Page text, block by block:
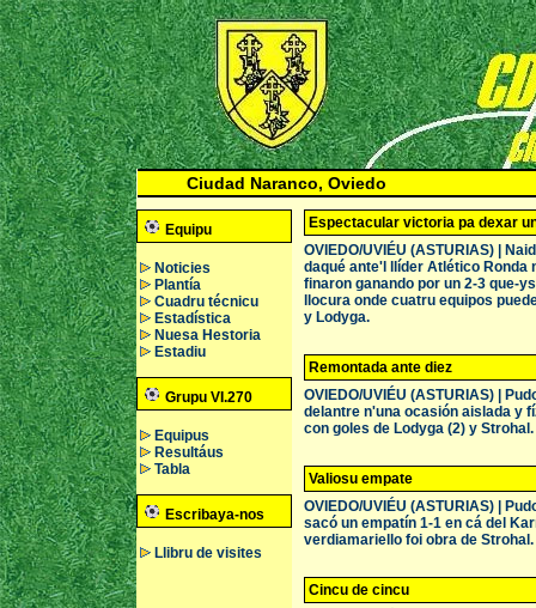
Ciudad Naranco, Oviedo
Equipu
Noticies
Plantía
Cuadru técnicu
Estadística
Nuesa Hestoria
Estadiu
Grupu VI.270
Equipus
Resultáus
Tabla
Escribaya-nos
Llibru de visites
Espectacular victoria pa dexar
OVIEDO/UVIÉU (ASTURIAS) |
daqué ante'l llíder Atlético
finaron ganando por un 2-3 que-
llocura onde cuatru equipos
y Lodyga.
Remontada ante diez
OVIEDO/UVIÉU (ASTURIAS) |
delantre n'una ocasión aislada y
con goles de Lodyga (2) y
Valiosu empate
OVIEDO/UVIÉU (ASTURIAS) |
sacó un empatín 1-1 en cá del
verdiamariello foi obra de Strohal.
Cincu de cincu